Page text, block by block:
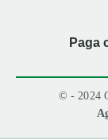
Paga
© - 2024